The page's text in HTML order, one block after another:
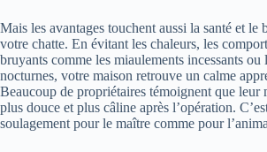
Mais les avantages touchent aussi la santé et le
votre chatte. En évitant les chaleurs, les
bruyants comme les miaulements incessants ou
nocturnes, votre maison retrouve un calme
Beaucoup de propriétaires témoignent que leur
plus douce et plus câline après l’opération.
soulagement pour le maître comme pour